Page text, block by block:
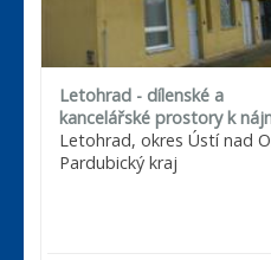
Letohrad - dílenské a
kancelářské prostory k
Letohrad, okres Ústí nad
Pardubický kraj